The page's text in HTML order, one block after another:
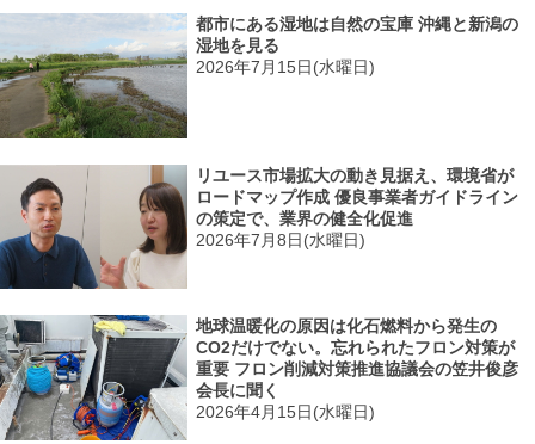
都市にある湿地は自然の宝庫 沖縄と新潟の
湿地を見る
2026年7月15日(水曜日)
リユース市場拡大の動き見据え、環境省が
ロードマップ作成 優良事業者ガイドライン
の策定で、業界の健全化促進
2026年7月8日(水曜日)
地球温暖化の原因は化石燃料から発生の
CO2だけでない。忘れられたフロン対策が
重要 フロン削減対策推進協議会の笠井俊彦
会長に聞く
2026年4月15日(水曜日)